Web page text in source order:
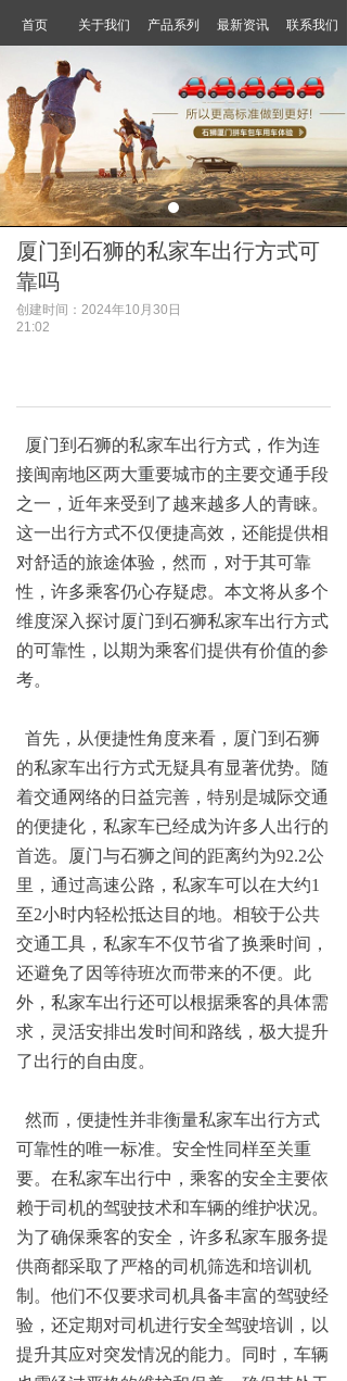
首页 关于我们 产品系列 最新资讯 联系我们
厦门到石狮的私家车出行方式可
靠吗
创建时间： 2024年10月30日
21:02
厦门到石狮的私家车出行方式，作为连
接闽南地区两大重要城市的主要交通手段
之一，近年来受到了越来越多人的青睐。
这一出行方式不仅便捷高效，还能提供相
对舒适的旅途体验，然而，对于其可靠
性，许多乘客仍心存疑虑。本文将从多个
维度深入探讨厦门到石狮私家车出行方式
的可靠性，以期为乘客们提供有价值的参
考。
首先，从便捷性角度来看，厦门到石狮
的私家车出行方式无疑具有显著优势。随
着交通网络的日益完善，特别是城际交通
的便捷化，私家车已经成为许多人出行的
首选。厦门与石狮之间的距离约为92.2公
里，通过高速公路，私家车可以在大约1
至2小时内轻松抵达目的地。相较于公共
交通工具，私家车不仅节省了换乘时间，
还避免了因等待班次而带来的不便。此
外，私家车出行还可以根据乘客的具体需
求，灵活安排出发时间和路线，极大提升
了出行的自由度。
然而，便捷性并非衡量私家车出行方式
可靠性的唯一标准。安全性同样至关重
要。在私家车出行中，乘客的安全主要依
赖于司机的驾驶技术和车辆的维护状况。
为了确保乘客的安全，许多私家车服务提
供商都采取了严格的司机筛选和培训机
制。他们不仅要求司机具备丰富的驾驶经
验，还定期对司机进行安全驾驶培训，以
提升其应对突发情况的能力。同时，车辆